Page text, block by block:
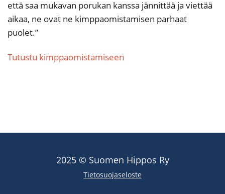
että saa mukavan porukan kanssa jännittää ja viettää
aikaa, ne ovat ne kimppaomistamisen parhaat
puolet.”
Tutustu kimppaomistamiseen
2025 © Suomen Hippos Ry
Tietosuojaseloste